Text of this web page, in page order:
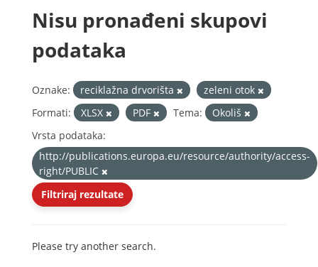
Nisu pronađeni skupovi
podataka
Oznake: reciklažna drvorišta
zeleni otok
Formati:
XLSX PDF Tema:
Okoliš
Vrsta podataka:
http://publications.europa.eu/resource/authority/access-
right/PUBLIC
Filtriraj rezultate
Please try another search.